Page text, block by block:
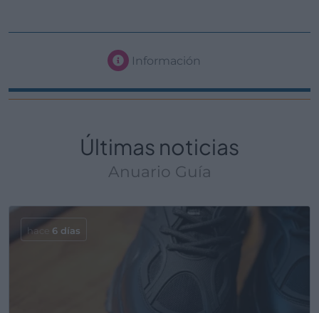
Información
Últimas noticias
Anuario Guía
hace 6 días